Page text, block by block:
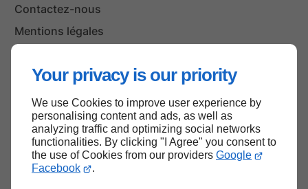
Your privacy is our priority
We use Cookies to improve user experience by
personalising content and ads, as well as
analyzing traffic and optimizing social networks
functionalities. By clicking "I Agree" you consent to
the use of Cookies from our providers Google
Facebook
.
Contactez-nous
Mentions légales
Haut de page